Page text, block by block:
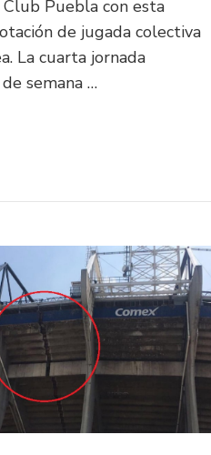
Puebla con esta
de jugada colectiva
La cuarta jornada
semana …